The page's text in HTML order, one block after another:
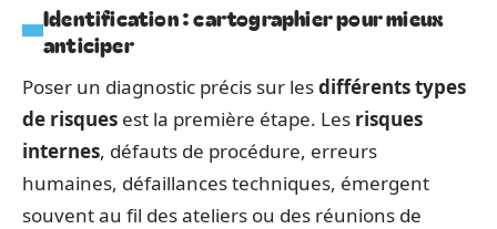
Identification : cartographier pour mieux
anticiper
Poser un diagnostic précis sur lesdifférents types
de risques est la première étape. Les risques
internes, défauts de procédure, erreurs
humaines, défaillances techniques, émergent
souvent au fil des ateliers ou des réunions de